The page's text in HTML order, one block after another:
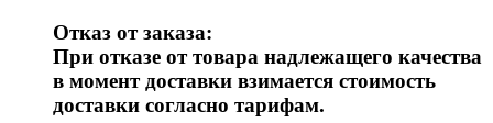
Отказ от заказа:
При отказе от товара надлежащего качества
в момент доставки взимается стоимость
доставки согласно тарифам.